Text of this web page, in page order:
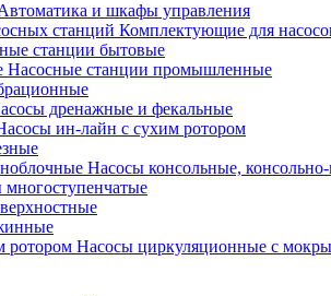
и шкафы управления
Комплектующие для
станции бытовые
Насосные станции промышленные
дренажные и фекальные
ин-лайн с сухим ротором
Насосы консольные,
Насосы циркуляционные с